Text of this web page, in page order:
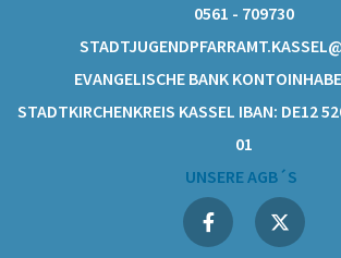
0561 - 709730
EVANGELISCHE BANK
STADTKIRCHENKREIS KASSEL IBAN: DE12
01
UNSERE AGB´S